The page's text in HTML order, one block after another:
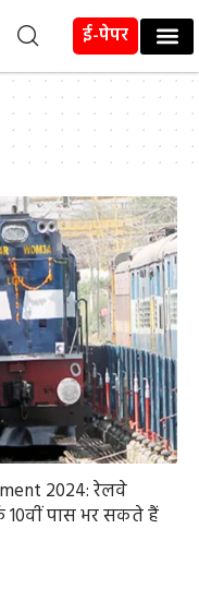
ई-पेपर
2024: रेलवे
10वीं पास भर सकते हैं